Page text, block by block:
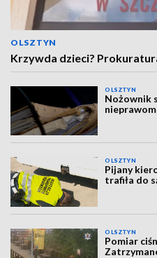
OLSZTYN
Krzywda dzieci?
OLSZTYN
Nożownik
OLSZTYN
Pijany
trafiła do
OLSZTYN
Pomiar